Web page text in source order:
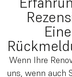
Wenn Ihre
uns, wenn auch